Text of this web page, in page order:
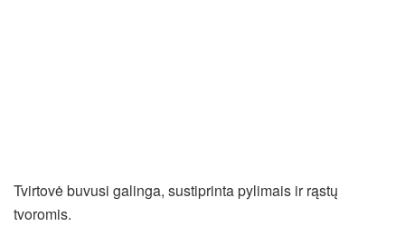
Tvirtovė buvusi galinga, sustiprinta pylimais ir rąstų
tvoromis.